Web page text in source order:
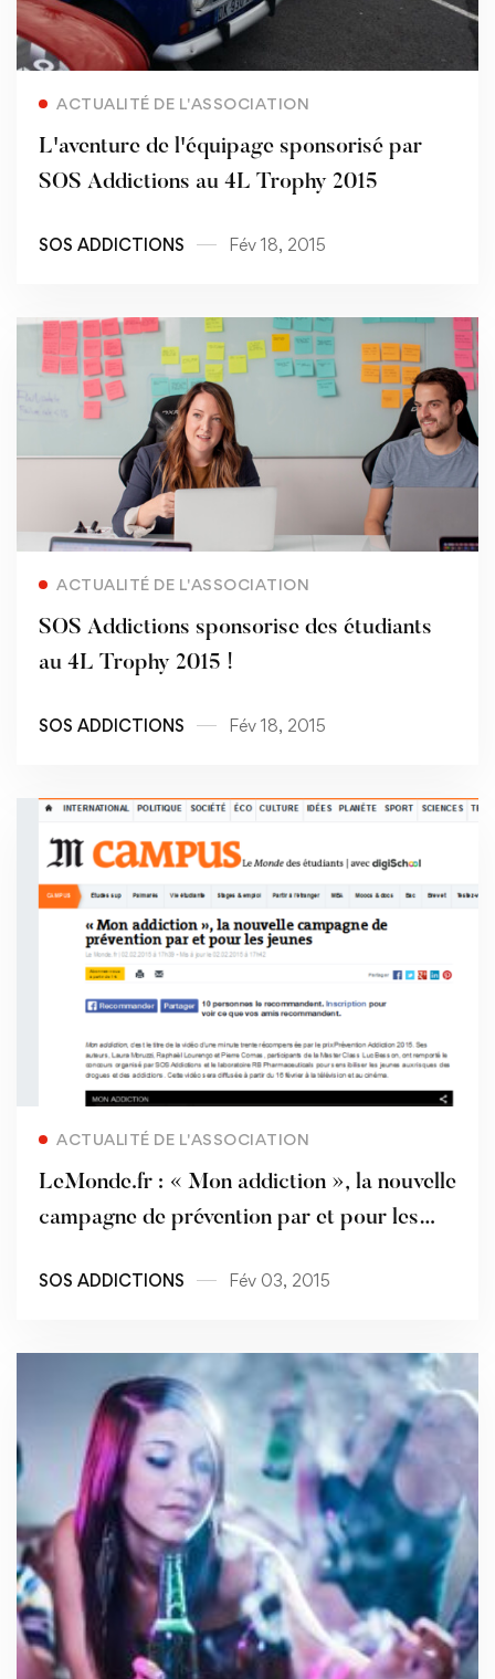
ACTUALITÉ DE L'ASSOCIATION
L'aventure de l'équipage sponsorisé par
SOS Addictions au 4L Trophy 2015
SOS ADDICTIONS Fév 18, 2015
ACTUALITÉ DE L'ASSOCIATION
SOS Addictions sponsorise des étudiants
au 4L Trophy 2015 !
SOS ADDICTIONS Fév 18, 2015
ACTUALITÉ DE L'ASSOCIATION
LeMonde.fr : « Mon addiction », la nouvelle
campagne de prévention par et pour les
SOS ADDICTIONS Fév 03, 2015